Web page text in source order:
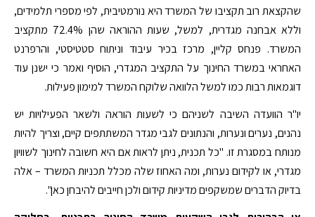
שהקצאת רוב תקציבו של המשרד היא נורמטיבית, לפי מספרי תלמידים,
וללא אבחנה מגדרית, למשל, שעות ההוראה שהן 72.4% מתקציב
המשרד. פנחס קליין, מרכז בכיר עיבוד וניתוח סטטיסטי, והרפרנט
האחראי במשרד החינוך על התקציב המגדרי, הוסיף ואמר כי ישנן עוד
דוגמאות רבות כמו למשל הלוואה שלוקח המשרד למימון פעילות.
יו"ר הוועדה השיבה לשניהם כי לשעות הוראה ולשאר הפעילויות יש
נהנים, נערים ונערות, והנתונים לגבי מגדר המשתתפים קיים, וצריך להיות
מנותח במסגרת זו. "כל תכנית, ניתן לראות אם היא חשובה לחינוך לשוויון
מגדרי, או לקידום נערות, ומה האחוז שלה מכלל תכניות המשרד – אלה
בדיוק הדברים שמשקפים מדיניות קידום ולכן חייבים להיבחן כאן".